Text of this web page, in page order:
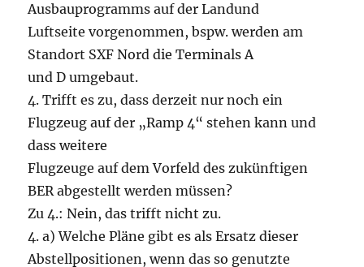
Ausbauprogramms auf der Landund
Luftseite vorgenommen, bspw. werden am
Standort SXF Nord die Terminals A
und D umgebaut.
4. Trifft es zu, dass derzeit nur noch ein
Flugzeug auf der „Ramp 4“ stehen kann und
dass weitere
Flugzeuge auf dem Vorfeld des zukünftigen
BER abgestellt werden müssen?
Zu 4.: Nein, das trifft nicht zu.
4. a) Welche Pläne gibt es als Ersatz dieser
Abstellpositionen, wenn das so genutzte